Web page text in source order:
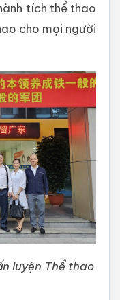
tích thể thao
cho mọi người
luyện Thể thao